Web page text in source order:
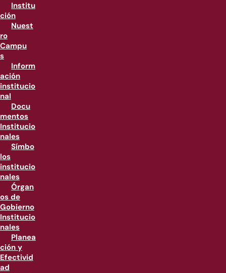
Institu
ción
Nuest
ro
Campu
s
Inform
ación
institucio
nal
Docu
mentos
Institucio
nales
Símbo
los
institucio
nales
Órgan
os de
Gobierno
Institucio
nales
Planea
ción y
Efectivid
ad